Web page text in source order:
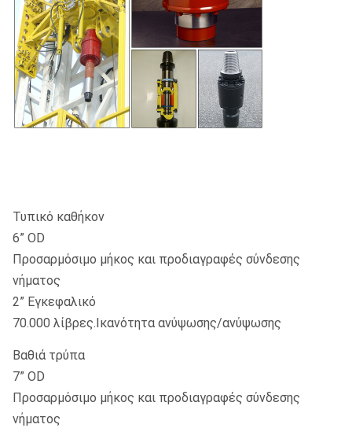
Τυπικό καθήκον
6” OD
Προσαρμόσιμο μήκος και προδιαγραφές σύνδεσης
νήματος
2” Εγκεφαλικό
70.000 λίβρες.Ικανότητα ανύψωσης/ανύψωσης
Βαθιά τρύπα
7” OD
Προσαρμόσιμο μήκος και προδιαγραφές σύνδεσης
νήματος